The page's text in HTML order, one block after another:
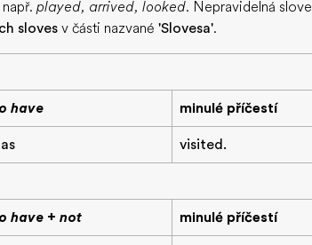
např. played, arrived, looked. Nepravidelná
sloves v části nazvané 'Slovesa'.
have minulé příčestí
visited.
have + not minulé příčestí